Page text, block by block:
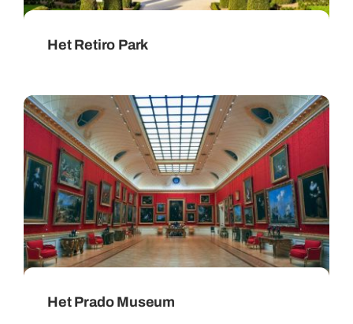
Het Retiro Park
Het Prado Museum